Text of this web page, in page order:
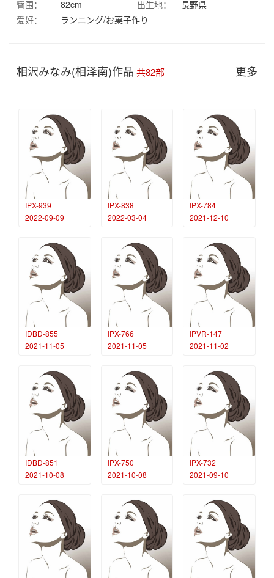
臀围：
82cm 出生地：
長野県
爱好：
ランニング/お菓子作り
更多
相沢みなみ(相泽南)作品 共82部
IPX-939
2022-09-09
IPX-838
2022-03-04
IPX-784
2021-12-10
IDBD-855
2021-11-05
IPX-766
2021-11-05
IPVR-147
2021-11-02
IDBD-851
2021-10-08
IPX-750
2021-10-08
IPX-732
2021-09-10